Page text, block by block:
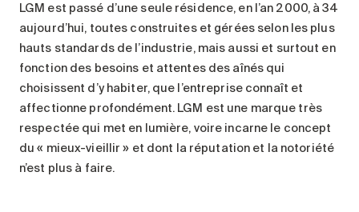
LGM est passé d’une seule résidence, en l’an 2000, à 34
aujourd’hui, toutes construites et gérées selon les plus
hauts standards de l’industrie, mais aussi et surtout en
fonction des besoins et attentes des aînés qui
choisissent d’y habiter, que l’entreprise connaît et
affectionne profondément. LGM est une marque très
respectée qui met en lumière, voire incarne le concept
du « mieux-vieillir » et dont la réputation et la notoriété
n’est plus à faire.